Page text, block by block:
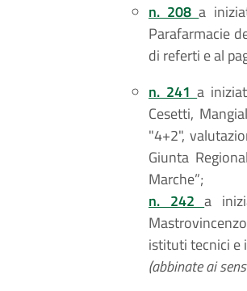
n. 208a
Parafarmacie
di referti e al
n. 241a
Cesetti,
"4+2",
Giunta
Marche”;
n. 242a
istituti tecnici e
(abbinate ai